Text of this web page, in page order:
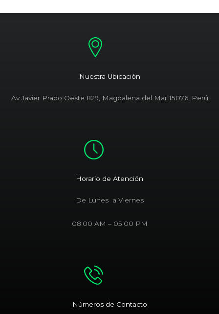
Nuestra Ubicación
Av Javier Prado Oeste 829, Magdalena del Mar 15076, Perú
Horario de Atención
De Lunes a Viernes
08:00 AM – 05:00 PM
Números de Contacto